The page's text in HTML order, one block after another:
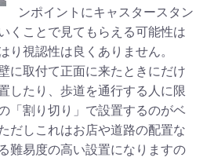
ンポイントにキャスタースタン
くことで見てもらえる可能性は
り視認性は良くありません。
に取付て正面に来たときにだけ
したり、歩道を通行する人に限
「割り切り」で設置するのがベ
だしこれはお店や道路の配置な
難易度の高い設置になりますの